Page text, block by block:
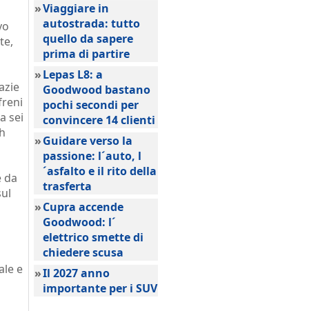
sei
da
e
»Viaggiare in
autostrada: tutto
quello da sapere
prima di partire
»Lepas L8: a
Goodwood bastano
pochi secondi per
convincere 14 clienti
»Guidare verso la
passione: l´auto, l
´asfalto e il rito della
trasferta
»Cupra accende
Goodwood: l´
elettrico smette di
chiedere scusa
»Il 2027 anno
importante per i SUV